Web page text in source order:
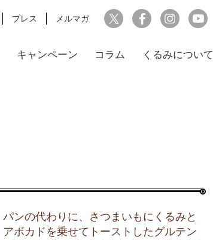
プレス メルマガ
キャンペーン コラム くるみについて
パンの代わりに、さつまいもにくるみと
アボカドを乗せてトーストしたグルテン